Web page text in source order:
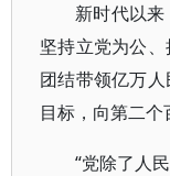
新时代以
坚持立党为公
团结带领亿万
目标，向第二个
“党除了人